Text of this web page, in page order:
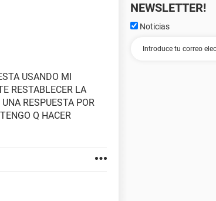
USANDO MI
RESTABLECER LA
RESPUESTA POR
Q HACER
NEWSLETTER!
Noticias